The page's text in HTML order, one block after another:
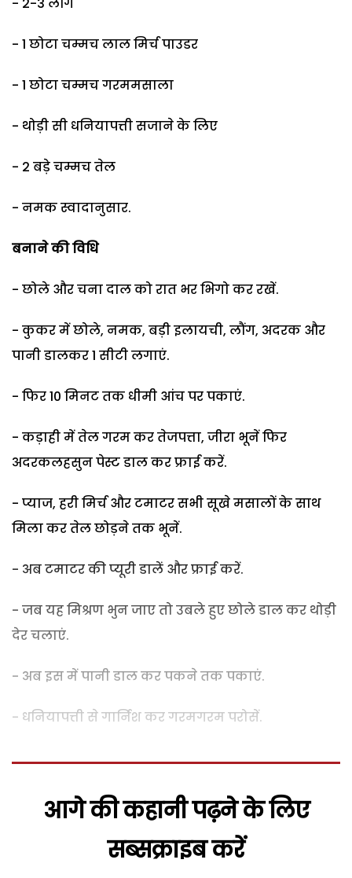
- 1 छोटा चम्मच लाल मिर्च पाउडर
- 1 छोटा चम्मच गरममसाला
- थोड़ी सी धनियापत्ती सजाने के लिए
- 2 बड़े चम्मच तेल
- नमक स्वादानुसार.
बनाने की विधि
- छोले और चना दाल को रात भर भिगो कर रखें.
- कुकर में छोले, नमक, बड़ी इलायची, लौंग, अदरक और
पानी डालकर 1 सीटी लगाएं.
- फिर 10 मिनट तक धीमी आंच पर पकाएं.
- कड़ाही में तेल गरम कर तेजपत्ता, जीरा भूनें फिर
अदरकलहसुन पेस्ट डाल कर फ्राई करें.
- प्याज, हरी मिर्च और टमाटर सभी सूखे मसालों के साथ
मिला कर तेल छोड़ने तक भूनें.
- अब टमाटर की प्यूरी डालें और फ्राई करें.
- जब यह मिश्रण भुन जाए तो उबले हुए छोले डाल कर थोड़ी
देर चलाएं.
- अब इस में पानी डाल कर पकने तक पकाएं.
- धनियापत्ती से गार्निश कर गरमगरम परोसें.
आगे की कहानी पढ़ने के लिए
सब्सक्राइब करें